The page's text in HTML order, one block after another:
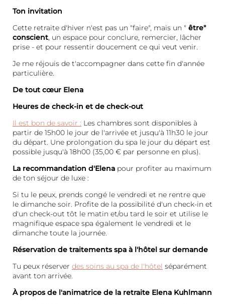
Le Wald Spa Resort
Chambres et tarifs
Bien-être
Gastronomie
Palatinat et Alsace
Ton invitation
Cette retraite d'hiver n'est pas un "faire", mais un " être"
conscient, un espace pour conclure, remercier, lâcher
prise - et pour ressentir doucement ce qui veut venir.
Je me réjouis de t'accompagner dans cette fin d'année
particulière.
De tout cœur Elena
Heures de check-in et de check-out
Il est bon de savoir : Les chambres sont disponibles à
partir de 15h00 le jour de l'arrivée et jusqu'à 11h30 le jour
du départ. Une prolongation du spa le jour du départ est
possible jusqu'à 18h00 (35,00 € par personne en plus).
La recommandation d'Elena pour profiter au maximum
de ton séjour de luxe :
Si tu le peux, prends congé le vendredi et ne rentre que
le dimanche soir. Profite de la possibilité d'un check-in et
d'un check-out tôt le matin et/ou tard le soir et utilise le
magnifique espace spa également le vendredi et le
dimanche toute la journée.
Réservation de traitements spa à l'hôtel sur demande
Tu peux réserver des soins au spa de l'hôtel séparément
avant ton arrivée.
À propos de l'animatrice de la retraite Elena Kuhlmann